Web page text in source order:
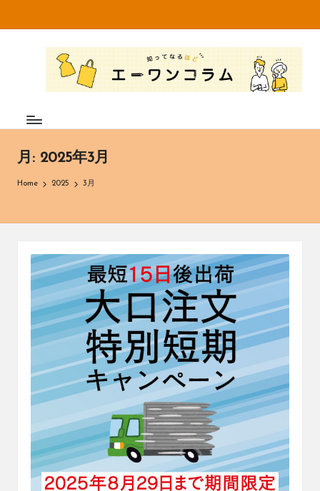
Skip
知
っ
な
る
ほ
ー
ワ
ン
コ
ラ
ム
不
織
布
ー
ー・
の
株
会
社
エ
ワ
ン
の
ム
で
す
月: 2025年3月
Home 2025 3月